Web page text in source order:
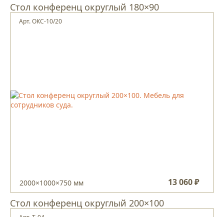
Стол конференц округлый 180×90
2000×1000×750 мм 13 060 ₽
Арт. ОКС-10/20
Стол конференц округлый 200×100